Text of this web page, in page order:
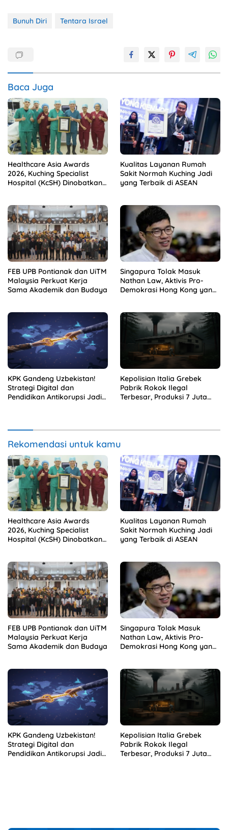
Bunuh Diri Tentara Israel
Baca Juga
Healthcare Asia Awards
2026, Kuching Specialist
Hospital (KcSH) Dinobatkan
Kualitas Layanan Rumah
Sakit Normah Kuching Jadi
yang Terbaik di ASEAN
FEB UPB Pontianak dan UiTM
Malaysia Perkuat Kerja
Sama Akademik dan Budaya
Singapura Tolak Masuk
Nathan Law, Aktivis Pro-
Demokrasi Hong Kong yang
KPK Gandeng Uzbekistan!
Strategi Digital dan
Pendidikan Antikorupsi Jadi
Kepolisian Italia Grebek
Pabrik Rokok Ilegal
Terbesar, Produksi 7 Juta
Rekomendasi untuk kamu
Healthcare Asia Awards
2026, Kuching Specialist
Hospital (KcSH) Dinobatkan
Kualitas Layanan Rumah
Sakit Normah Kuching Jadi
yang Terbaik di ASEAN
FEB UPB Pontianak dan UiTM
Malaysia Perkuat Kerja
Sama Akademik dan Budaya
Singapura Tolak Masuk
Nathan Law, Aktivis Pro-
Demokrasi Hong Kong yang
KPK Gandeng Uzbekistan!
Strategi Digital dan
Pendidikan Antikorupsi Jadi
Kepolisian Italia Grebek
Pabrik Rokok Ilegal
Terbesar, Produksi 7 Juta